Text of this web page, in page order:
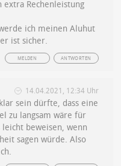
extra Rechenleistung
ich meinen Aluhut
ist sicher.
ANTWORTEN
MELDEN
14.04.2021, 12:34 Uhr
sein dürfte, dass eine
zu langsam wäre für
leicht beweisen, wenn
sagen würde. Also